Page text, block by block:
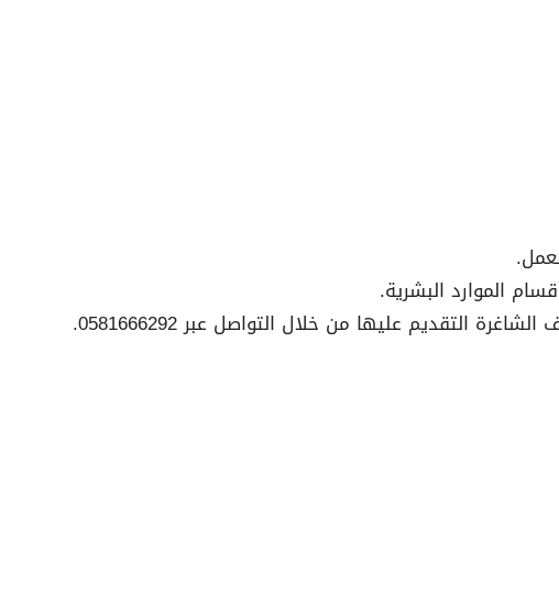
الموارد البشرية.
التقديم عليها من خلال التواصل عبر 0581666292.